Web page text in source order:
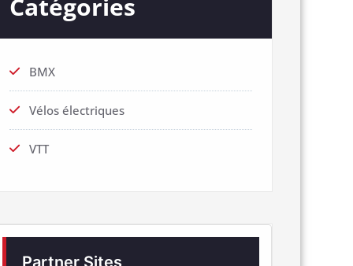
Catégories
BMX
Vélos électriques
VTT
Partner Sites